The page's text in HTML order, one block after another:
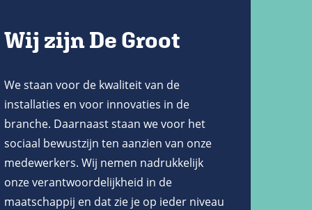
Wij zijn De Groot
We staan voor de kwaliteit van de
installaties en voor innovaties in de
branche. Daarnaast staan we voor het
sociaal bewustzijn ten aanzien van onze
medewerkers. Wij nemen nadrukkelijk
onze verantwoordelijkheid in de
maatschappij en dat zie je op ieder niveau